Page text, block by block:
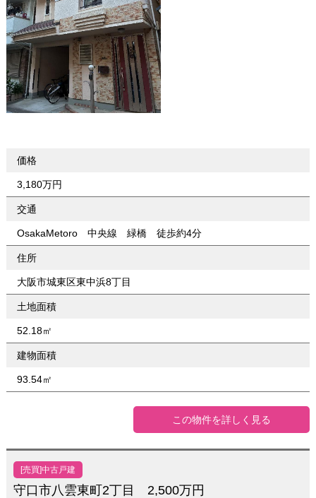
価格
3,180万円
交通
OsakaMetoro 中央線 緑橋 徒歩約4分
住所
大阪市城東区東中浜8丁目
土地面積
52.18㎡
建物面積
93.54㎡
この物件を詳しく見る
[売買]中古戸建
守口市八雲東町2丁目 2,500万円